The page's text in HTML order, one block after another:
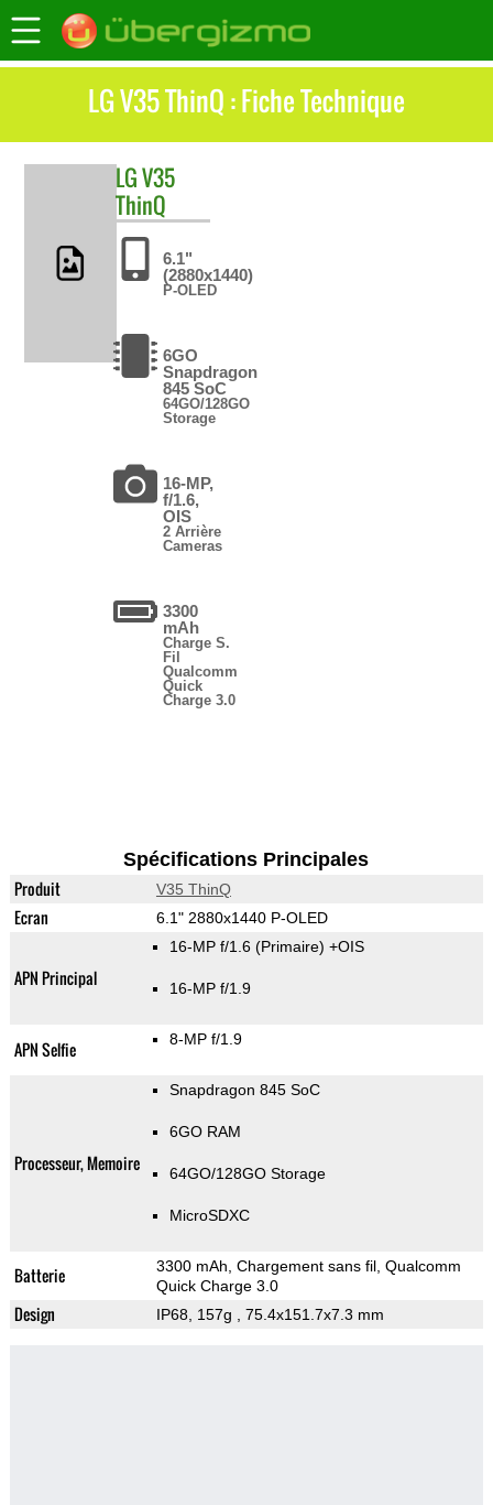
LG V35 ThinQ : Fiche Technique
LGV35
ThinQ
6.1"
(2880x1440)
P-OLED
6GO
Snapdragon
845 SoC
64GO/128GO
Storage
16-MP,
f/1.6,
OIS
2 Arrière
Cameras
3300
mAh
Charge S.
Fil
Qualcomm
Quick
Charge 3.0
Spécifications Principales
Produit V35 ThinQ
Ecran 6.1" 2880x1440 P-OLED
APN Principal
16-MP f/1.6 (Primaire) +OIS
16-MP f/1.9
APN Selfie 8-MP f/1.9
Processeur, Memoire
Snapdragon 845 SoC
6GO RAM
64GO/128GO Storage
MicroSDXC
Batterie
3300 mAh, Chargement sans fil, Qualcomm
Quick Charge 3.0
Design IP68, 157g , 75.4x151.7x7.3 mm